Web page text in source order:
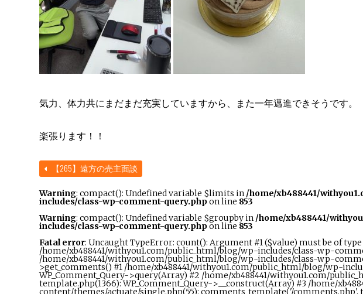
気力、体力共にまだまだ充実していますから、また一年邁進できそうです。
楽張ります！！
【265】遠方の売主面談
Warning: compact(): Undefined variable $limits in /home/xb488441/
includes/class-wp-comment-query.phpon line 853
Warning: compact(): Undefined variable $groupby in /home/xb488441/
includes/class-wp-comment-query.phpon line 853
Fatal error: Uncaught TypeError: count(): Argument #1 ($value) must be of
/home/xb488441/withyou1.com/public_html/blog/wp-includes/class-wp-
/home/xb488441/withyou1.com/public_html/blog/wp-includes/class-wp-
>get_comments() #1 /home/xb488441/withyou1.com/public_html/blog/wp-
WP_Comment_Query->query(Array) #2 /home/xb488441/withyou1.com/
template.php(1366): WP_Comment_Query->__construct(Array) #3 /home/
content/themes/actuate/single.php(55): comments_template('/comments.php',